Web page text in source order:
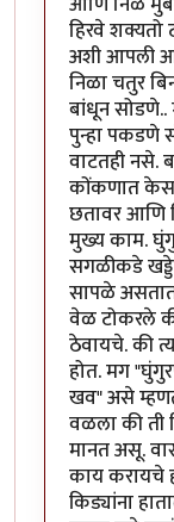
हिरवे
अशी आपली
निळा चतुर
बांधून सोडणे..
पुन्हा पकडणे
वाटतही नसे.
कोंकणात
छतावर आणि
मुख्य काम.
सगळीकडे
सापळे असतात
वेळ टोकरले
ठेवायचे. की
होत. मग
खव" असे
वळला की ती
मानत असू.
काय करायचे
किड्यांना